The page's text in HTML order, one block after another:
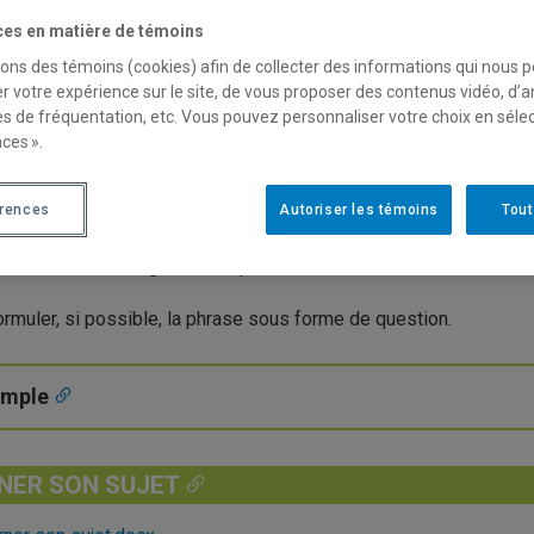
le but du travail académique à réaliser.
SON SUJET
en priorité, sur les groupes d’individus concernés, sur
de temps à considérer. Ensuite, on résume tous ces
si possible, la phrase sous forme de question.
SON SUJET
en matière de témoins
des témoins (cookies) afin de collecter des informations qui nous
votre expérience sur le site, de vous proposer des contenus vidéo,
de fréquentation, etc. Vous pouvez personnaliser votre choix en
».
Autoriser les témoins